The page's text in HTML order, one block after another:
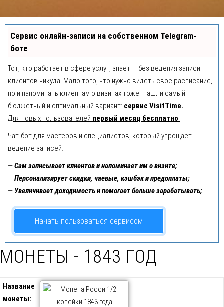
Сервис онлайн-записи на собственном Telegram-
боте
Тот, кто работает в сфере услуг, знает — без ведения записи
клиентов никуда. Мало того, что нужно видеть свое расписание,
но и напоминать клиентам о визитах тоже. Нашли самый
бюджетный и оптимальный вариант: сервис VisitTime.
Для новых пользователей первый месяц бесплатно.
Чат-бот для мастеров и специалистов, который упрощает
ведение записей:
—Сам записывает клиентов и напоминает им о визите;
—Персонализирует скидки, чаевые, кэшбэк и предоплаты;
— Увеличивает доходимость и помогает больше зарабатывать;
Начать пользоваться сервисом
МОНЕТЫ - 1843 ГОД
Название
монеты: